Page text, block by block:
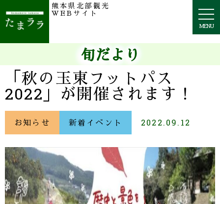
MENU
熊本県北部観光
WEBサイト
旬だより
「秋の玉東フットパス
2022」が開催されます！
お知らせ 新着イベント 2022.09.12